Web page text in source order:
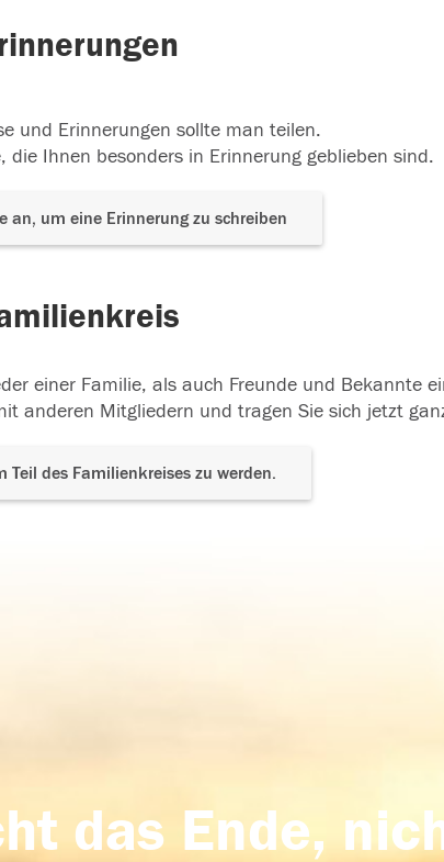
und Erinnerungen sollte man teilen.
die Ihnen besonders in Erinnerung geblieben sind.
an, um eine Erinnerung zu schreiben
einer Familie, als auch Freunde und Bekannte
anderen Mitgliedern und tragen Sie sich jetzt
Teil des Familienkreises zu werden.
das Ende,